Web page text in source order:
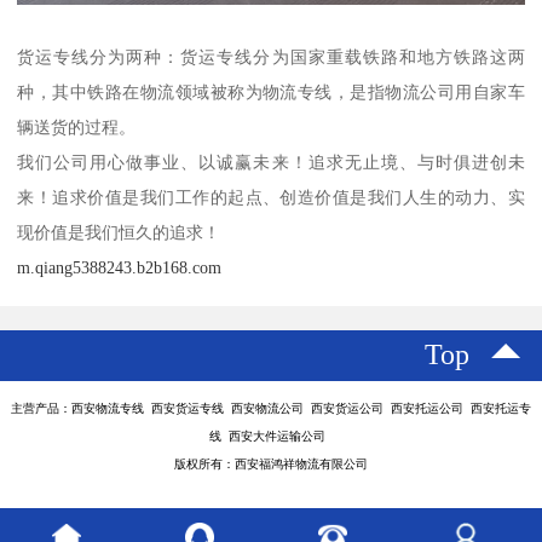
货运专线分为两种：货运专线分为国家重载铁路和地方铁路这两
种，其中铁路在物流领域被称为物流专线，是指物流公司用自家车
辆送货的过程。
我们公司用心做事业、以诚赢未来！追求无止境、与时俱进创未
来！追求价值是我们工作的起点、创造价值是我们人生的动力、实
现价值是我们恒久的追求！
m.qiang5388243.b2b168.com
Top
主营产品：西安物流专线 西安货运专线 西安物流公司 西安货运公司 西安托运公司 西安托运专
线 西安大件运输公司
版权所有：西安福鸿祥物流有限公司